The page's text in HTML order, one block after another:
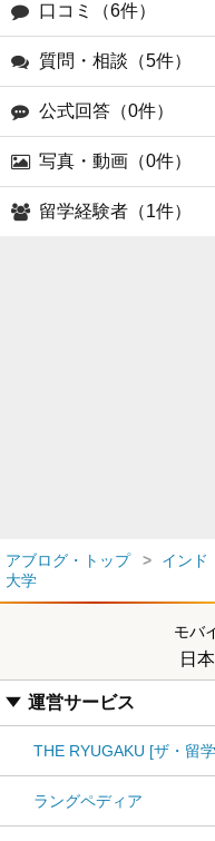
口コミ（6件）
質問・相談（5件）
公式回答（0件）
写真・動画（0件）
留学経験者（1件）
アブログ・トップ インド
大学
モバ
日
運営サービス
THE RYUGAKU [ザ・留
ラングペディア